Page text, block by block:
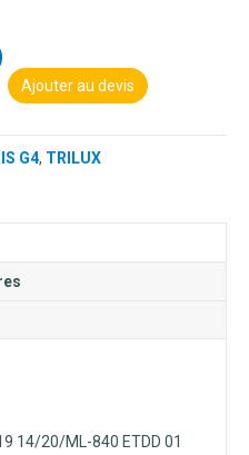
Ajouter au devis
G4, TRILUX
14/20/ML-840 ETDD 01